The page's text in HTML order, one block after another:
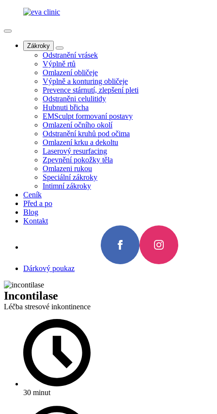
Zákroky
Odstranění vrásek
Výplně rtů
Omlazení obličeje
Výplně a konturing obličeje
Prevence stárnutí, zlepšení pleti
Odstraněni celulitidy
Hubnuti břicha
EMSculpt formovaní postavy
Omlazení očního okolí
Odstranění kruhů pod očima
Omlazení krku a dekoltu
Laserový resurfacing
Zpevnění pokožky těla
Omlazeni rukou
Speciální zákroky
Intimní zákroky
Ceník
Před a po
Blog
Kontakt
Dárkový poukaz
Incontilase
Léčba stresové inkontinence
30 minut